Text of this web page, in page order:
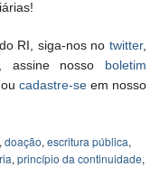
RI, siga-nos no twitter,
assine nosso boletim
cadastre-seem nosso
, doação, escritura pública,
, princípio da continuidade,